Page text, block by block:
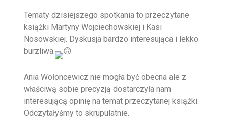
Tematy dzisiejszego spotkania to przeczytane
książki Martyny Wojciechowskiej i Kasi
Nosowskiej. Dyskusja bardzo interesująca i lekko
burzliwa.
Ania Wołoncewicz nie mogła być obecna ale z
właściwą sobie precyzją dostarczyła nam
interesującą opinię na temat przeczytanej książki.
Odczytałyśmy to skrupulatnie.